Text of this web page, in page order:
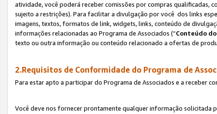
atividade, você poderá receber comissões por compras qualificadas,
sujeito a restrições). Para facilitar a divulgação por você dos links
imagens, textos, formatos de link, widgets, links, conteúdo de
informações relacionadas ao Programa de Associados (“Conteúdo
texto ou outra informação ou conteúdo relacionado a ofertas de
2.Requisitos de Conformidade do Programa de
Para estar apto a participar do Programa de Associados e a receber
Você deve nos fornecer prontamente qualquer informação solicitada